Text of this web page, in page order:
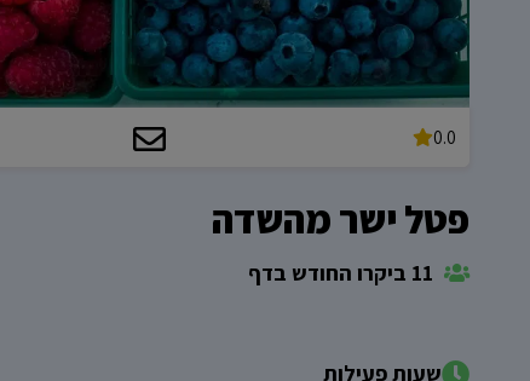
0.0
פטל ישר מהשדה
שעות פעילות